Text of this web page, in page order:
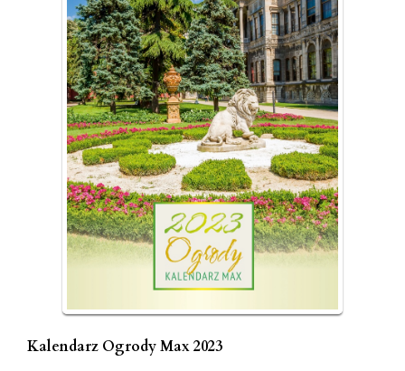
Kalendarz Ogrody Max 2023